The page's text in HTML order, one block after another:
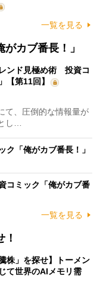
一覧を見る
カブ番長！」
ンド見極め術 投資コ
【第11回】
て、圧倒的な情報量が
し…
「俺がカブ番長！」
コミック「俺がカブ番
一覧を見る
株」を探せ】トーメン
て世界のAIメモリ需